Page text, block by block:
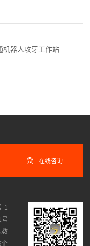
机器人攻牙工作站
 在线咨询
-1
号
教
企